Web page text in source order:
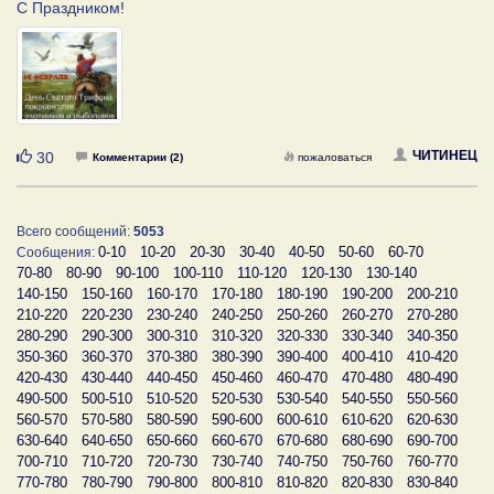
С Праздником!
Нравится
30 Комментарии (2) ЧИТИНЕЦ
пожаловаться
Всего сообщений: 5053
Сообщения: 0-10 10-20 20-30 30-40 40-50 50-60
60-70
70-80
80-90 90-100 100-110 110-120 120-130
130-140
140-150
150-160 160-170 170-180 180-190 190-200
200-210
210-220
220-230 230-240 240-250 250-260 260-270
270-280
280-290
290-300 300-310 310-320 320-330 330-340
340-350
350-360
360-370 370-380 380-390 390-400 400-410
410-420
420-430
430-440 440-450 450-460 460-470 470-480
480-490
490-500
500-510 510-520 520-530 530-540 540-550
550-560
560-570
570-580 580-590 590-600 600-610 610-620
620-630
630-640
640-650 650-660 660-670 670-680 680-690
690-700
700-710
710-720 720-730 730-740 740-750 750-760
760-770
770-780
780-790 790-800 800-810 810-820 820-830 830-840